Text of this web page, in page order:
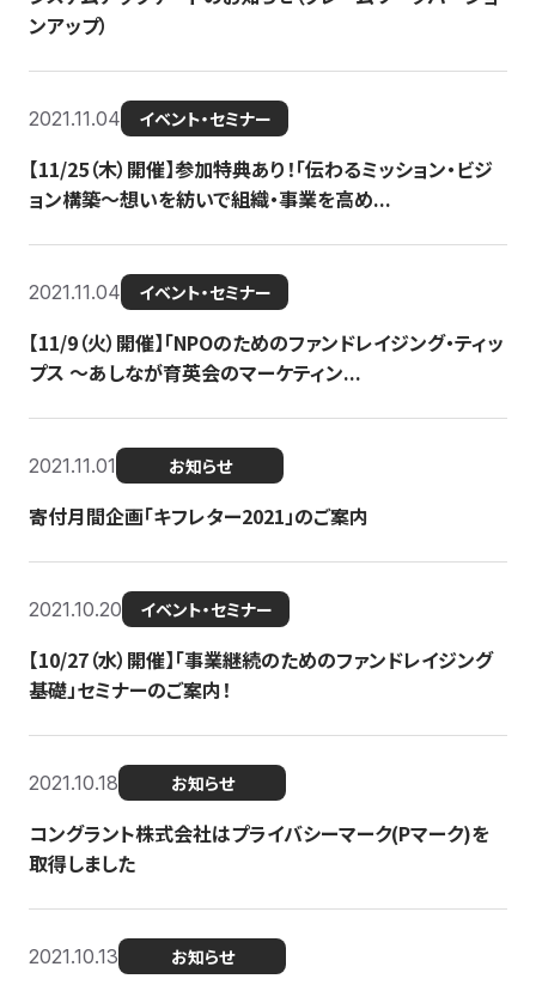
ンアップ）
2021.11.04 イベント・セミナー
【11/25（木）開催】参加特典あり！「伝わるミッション・ビジ
ョン構築〜想いを紡いで組織・事業を高め...
2021.11.04 イベント・セミナー
【11/9（火）開催】「NPOのためのファンドレイジング・ティッ
プス 〜あしなが育英会のマーケティン...
2021.11.01 お知らせ
寄付月間企画「キフレター2021」のご案内
2021.10.20 イベント・セミナー
【10/27（水）開催】「事業継続のためのファンドレイジング
基礎」セミナーのご案内！
2021.10.18 お知らせ
コングラント株式会社はプライバシーマーク(Pマーク)を
取得しました
2021.10.13 お知らせ